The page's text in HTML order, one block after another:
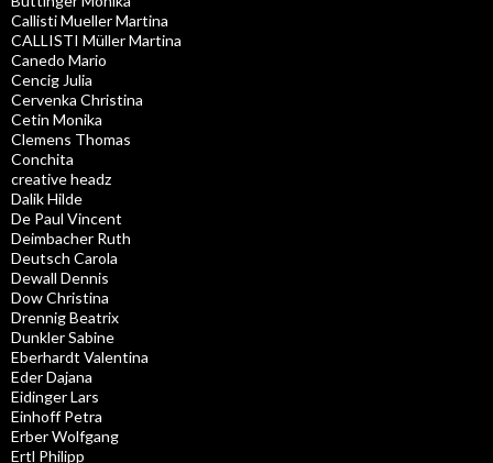
Callisti Mueller Martina
CALLISTI Müller Martina
Canedo Mario
Cencig Julia
Cervenka Christina
Cetin Monika
Clemens Thomas
Conchita
creative headz
Dalik Hilde
De Paul Vincent
Deimbacher Ruth
Deutsch Carola
Dewall Dennis
Dow Christina
Drennig Beatrix
Dunkler Sabine
Eberhardt Valentina
Eder Dajana
Eidinger Lars
Einhoff Petra
Erber Wolfgang
Ertl Philipp